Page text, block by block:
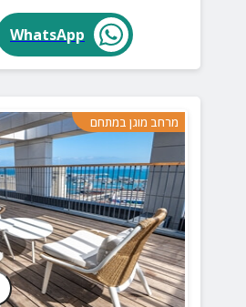
WhatsApp
מרחב מוגן במתחם